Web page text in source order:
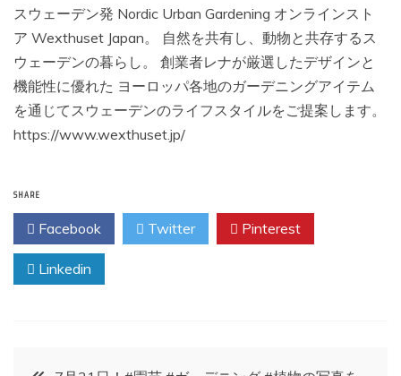
スウェーデン発 Nordic Urban Gardening オンラインスト
ア Wexthuset Japan。 自然を共有し、動物と共存するス
ウェーデンの暮らし。 創業者レナが厳選したデザインと
機能性に優れた ヨーロッパ各地のガーデニングアイテム
を通じてスウェーデンのライフスタイルをご提案します。
https://www.wexthuset.jp/
SHARE
Facebook Twitter Pinterest
Linkedin